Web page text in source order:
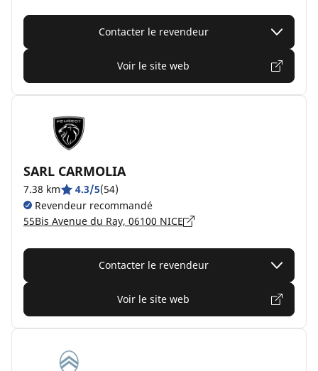
Contacter le revendeur
Voir le site web
SARL CARMOLIA
7.38 km 4.3/5(54)
Revendeur recommandé
55Bis Avenue du Ray, 06100 NICE
Contacter le revendeur
Voir le site web